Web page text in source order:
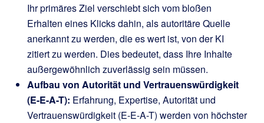
Ihr primäres Ziel verschiebt sich vom bloßen
Erhalten eines Klicks dahin, als autoritäre Quelle
anerkannt zu werden, die es wert ist, von der KI
zitiert zu werden. Dies bedeutet, dass Ihre Inhalte
außergewöhnlich zuverlässig sein müssen.
Aufbau von Autorität und Vertrauenswürdigkeit
(E-E-A-T): Erfahrung, Expertise, Autorität und
Vertrauenswürdigkeit (E-E-A-T) werden von höchster